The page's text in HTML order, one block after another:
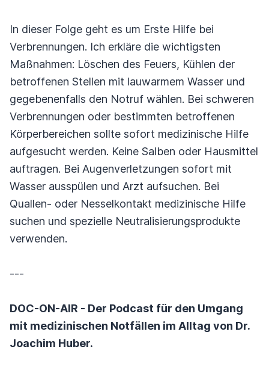
In dieser Folge geht es um Erste Hilfe bei
Verbrennungen. Ich erkläre die wichtigsten
Maßnahmen: Löschen des Feuers, Kühlen der
betroffenen Stellen mit lauwarmem Wasser und
gegebenenfalls den Notruf wählen. Bei schweren
Verbrennungen oder bestimmten betroffenen
Körperbereichen sollte sofort medizinische Hilfe
aufgesucht werden. Keine Salben oder Hausmittel
auftragen. Bei Augenverletzungen sofort mit
Wasser ausspülen und Arzt aufsuchen. Bei
Quallen- oder Nesselkontakt medizinische Hilfe
suchen und spezielle Neutralisierungsprodukte
verwenden.
---
DOC-ON-AIR - Der Podcast für den Umgang
mit medizinischen Notfällen im Alltag von Dr.
Joachim Huber.